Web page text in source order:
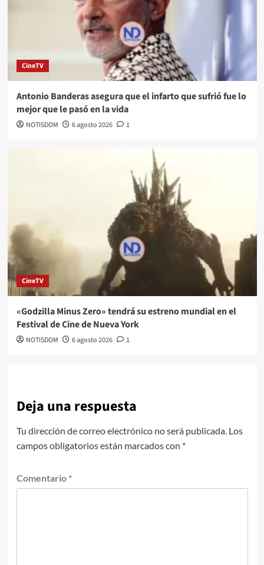
CineTV
Antonio Banderas asegura que el infarto que sufrió fue lo
mejor que le pasó en la vida
NOTISDOM 6 agosto 2026 1
CineTV
«Godzilla Minus Zero» tendrá su estreno mundial en el
Festival de Cine de Nueva York
NOTISDOM 6 agosto 2026 1
Deja una respuesta
Tu dirección de correo electrónico no será publicada. Los
campos obligatorios están marcados con *
Comentario *